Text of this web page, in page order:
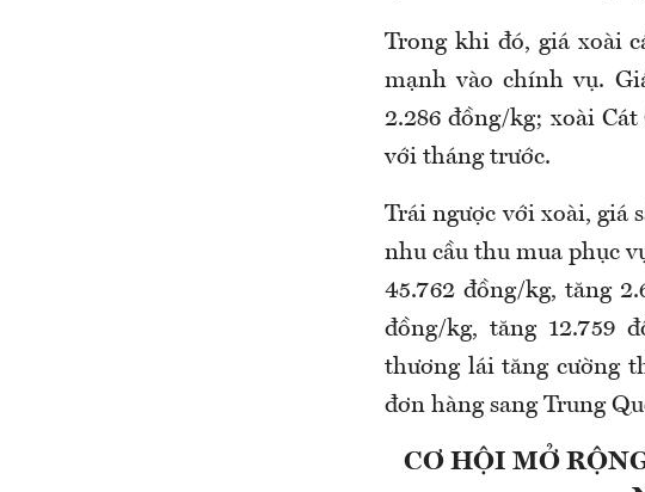
Trong khi đó, giá xoài
mạnh vào chính vụ.
2.286 đồng/kg; xoài
với tháng trước.
Trái ngược với xoài, giá
nhu cầu thu mua phục
45.762 đồng/kg, tăng
đồng/kg, tăng 12.759
thương lái tăng cường
đơn hàng sang Trung
CƠ HỘI MỞ